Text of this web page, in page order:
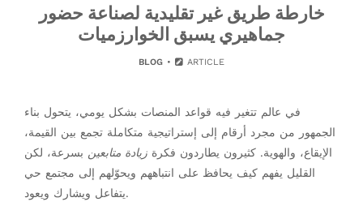
خارطة طريق غير تقليدية لصناعة حضور
جماهيري يسبق الخوارزميات
BLOG ARTICLE
في عالم تتغير فيه قواعد المنصات بشكل يومي، يتحول بناء
الجمهور من مجرد أرقام إلى إستراتيجية متكاملة تجمع بين القيمة،
الإيقاع، والهوية. كثيرون يطاردون فكرة زيادة متابعين بسرعة، لكن
القليل يفهم كيف يحافظ على انتباههم ويحوّلهم إلى مجتمع حي
يتفاعل ويشارك ويعود.